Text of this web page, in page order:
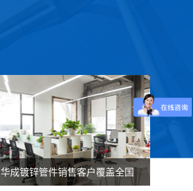
华成镀锌管件销售客户覆盖全国